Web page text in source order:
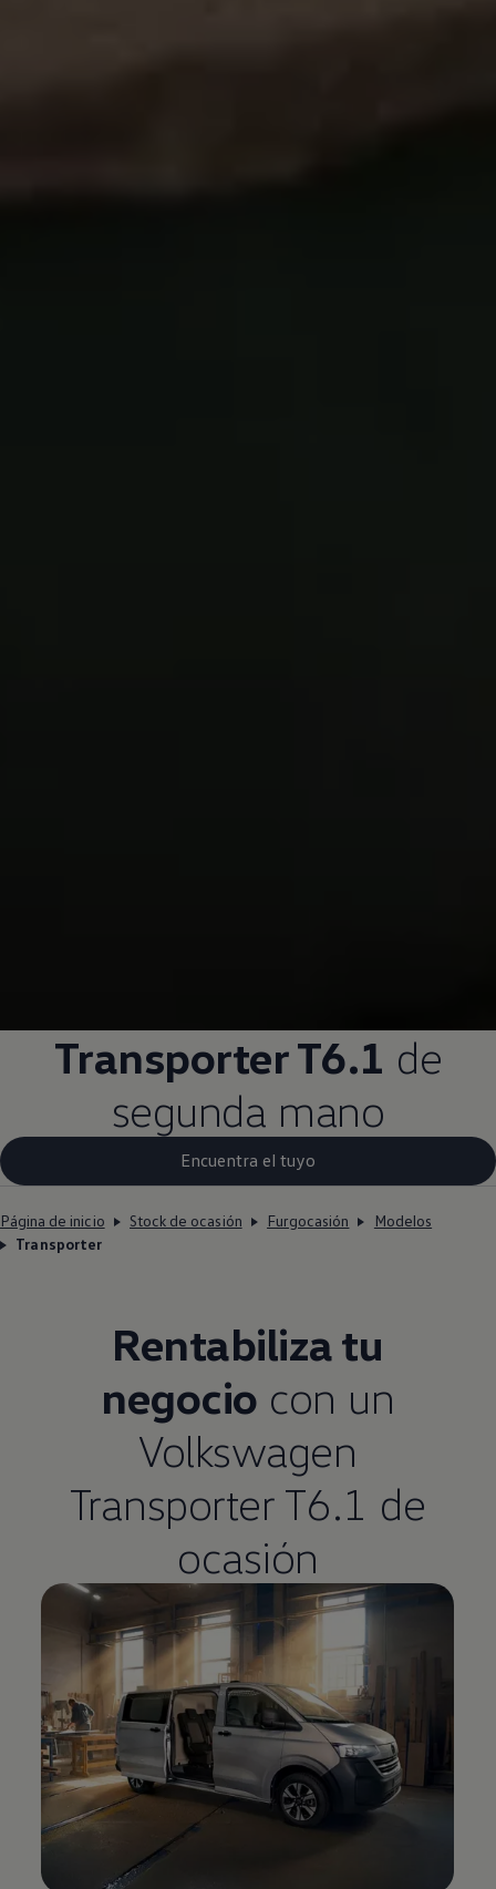
TransporterT6.1 de
segunda mano
Encuentra el tuyo
Página de inicio Stock de ocasión Furgocasión
Modelos
Transporter
Rentabiliza tu
negocio con un
Volkswagen
TransporterT6.1 de
ocasión